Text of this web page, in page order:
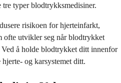
tre typer blodtrykksmedisiner.
risikoen for hjerteinfarkt,
ofte utvikler seg når blodtrykket
å holde blodtrykket ditt innenfor
og karsystemet ditt.